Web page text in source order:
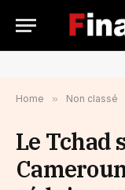
Home » Non classé
Le Tchad